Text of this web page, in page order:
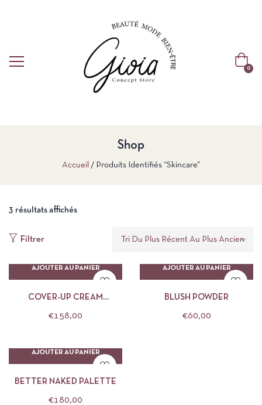
0
Shop
Accueil Produits Identifiés “Skincare”
3 résultats affichés
Filtrer
AJOUTER AU PANIER
COVER-UP CREAM
€158,00
AJOUTER AU PANIER
BLUSH POWDER
€60,00
AJOUTER AU PANIER
BETTER NAKED PALETTE
€180,00